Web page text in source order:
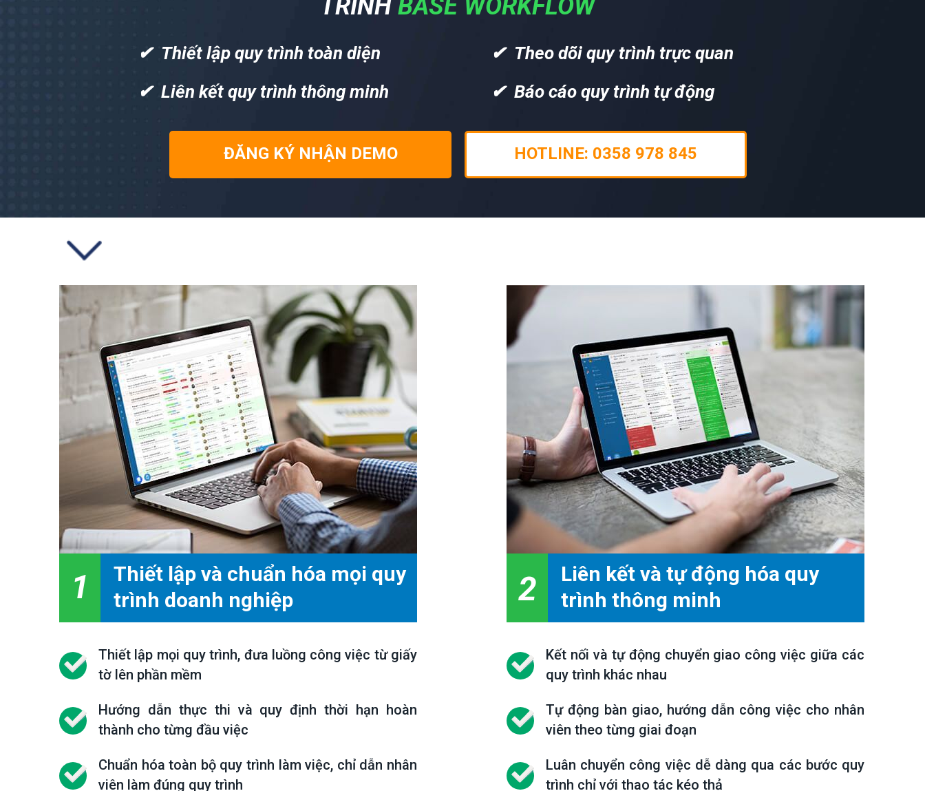
TRÌNH BASE WORKFLOW
✔ Thiết lập quy trình toàn diện
✔ Liên kết quy trình thông minh
✔ Theo dõi quy trình trực quan
✔ Báo cáo quy trình tự động
ĐĂNG KÝ NHẬN DEMO HOTLINE: 0358 978 845
Kết nối và tự động chuyển giao công việc giữa các
quy trình khác nhau
Luân chuyển công việc dễ dàng qua các bước quy
trình chỉ với thao tác kéo thả
Tự động bàn giao, hướng dẫn công việc cho nhân
viên theo từng giai đoạn
Thiết lập mọi quy trình, đưa luồng công việc từ giấy
tờ lên phần mềm
Hướng dẫn thực thi và quy định thời hạn hoàn
thành cho từng đầu việc
Chuẩn hóa toàn bộ quy trình làm việc, chỉ dẫn nhân
viên làm đúng quy trình
Thiết lập và chuẩn hóa mọi quy
trình doanh nghiệp
1 2
Liên kết và tự động hóa quy
trình thông minh